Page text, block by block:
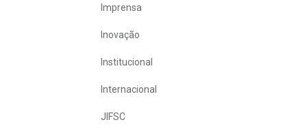
Imprensa
Inovação
Institucional
Internacional
JIFSC